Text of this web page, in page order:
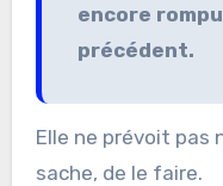
encore
précédent.
Elle ne prévoit pas
sache, de le faire.